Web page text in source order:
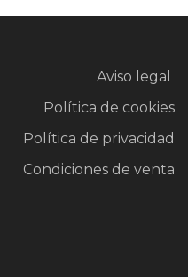
Aviso legal
Política de cookies
Política de privacidad
Condiciones de venta